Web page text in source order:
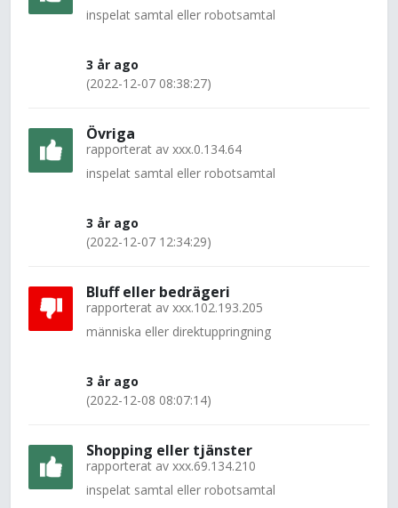
inspelat samtal eller robotsamtal
3 år ago
(2022-12-07 08:38:27)
Övriga
rapporterat av xxx.0.134.64
inspelat samtal eller robotsamtal
3 år ago
(2022-12-07 12:34:29)
Bluff eller bedrägeri
rapporterat av xxx.102.193.205
människa eller direktuppringning
3 år ago
(2022-12-08 08:07:14)
Shopping eller tjänster
rapporterat av xxx.69.134.210
inspelat samtal eller robotsamtal